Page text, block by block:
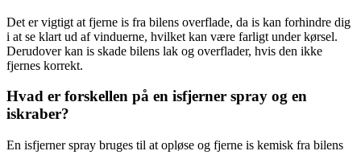
Det er vigtigt at fjerne is fra bilens overflade, da is kan forhindre dig
i at se klart ud af vinduerne, hvilket kan være farligt under kørsel.
Derudover kan is skade bilens lak og overflader, hvis den ikke
fjernes korrekt.
Hvad er forskellen på en isfjerner spray og en
iskraber?
En isfjerner spray bruges til at opløse og fjerne is kemisk fra bilens